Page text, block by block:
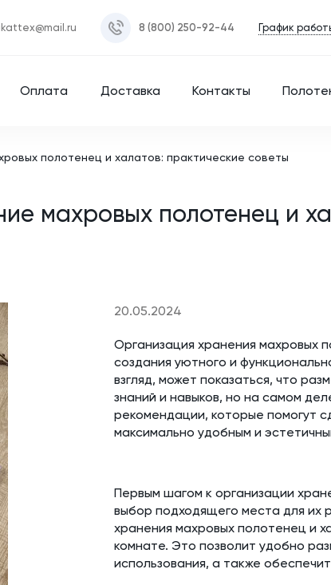
8 (800) 250-92-44 График
Оплата Доставка Контакты
полотенец и халатов: практические советы
махровых полотенец и
20.05.2024
Организация хранения махровых
создания уютного и
взгляд, может показаться, что
знаний и навыков, но на самом
рекомендации, которые помогут
максимально удобным и
Первым шагом к организации
выбор подходящего места для их
хранения махровых полотенец и
комнате. Это позволит удобно
использования, а также